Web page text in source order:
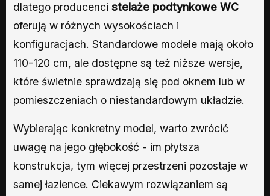
dlatego producenci stelaże podtynkowe WC
oferują w różnych wysokościach i
konfiguracjach. Standardowe modele mają około
110-120 cm, ale dostępne są też niższe wersje,
które świetnie sprawdzają się pod oknem lub w
pomieszczeniach o niestandardowym układzie.
Wybierając konkretny model, warto zwrócić
uwagę na jego głębokość - im płytsza
konstrukcja, tym więcej przestrzeni pozostaje w
samej łazience. Ciekawym rozwiązaniem są